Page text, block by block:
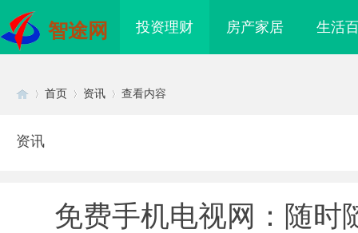
智途网 投资理财 房产家居 生活
首页 资讯 查看内容
资讯
免费手机电视网：随时